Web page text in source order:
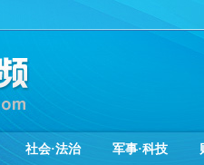
社会·法治 军事·科技